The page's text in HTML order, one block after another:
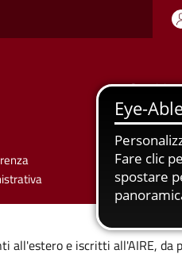
Seguici su
all'estero e iscritti all'AIRE, da